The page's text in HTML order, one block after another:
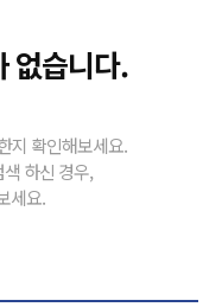
없습니다.
지 확인해보세요.
하신 경우,
세요.